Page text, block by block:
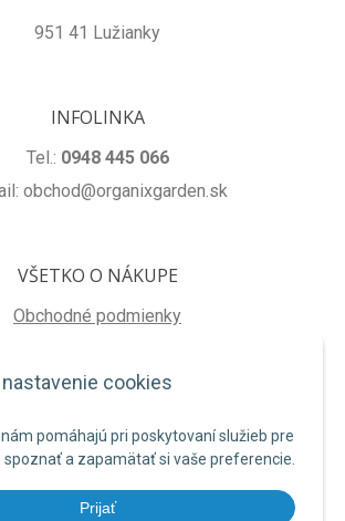
cookies
pomáhajú pri poskytovaní služieb pre
spoznať a zapamätať si vaše preferencie.
Prijať
951 41 Lužianky
INFOLINKA
Tel.: 0948 445 066
obchod@organixgarden.sk
VŠETKO O NÁKUPE
Obchodné podmienky
Reklamačné podmienky
NA STIAHNUTIE
na odstúpenie od zmluvy